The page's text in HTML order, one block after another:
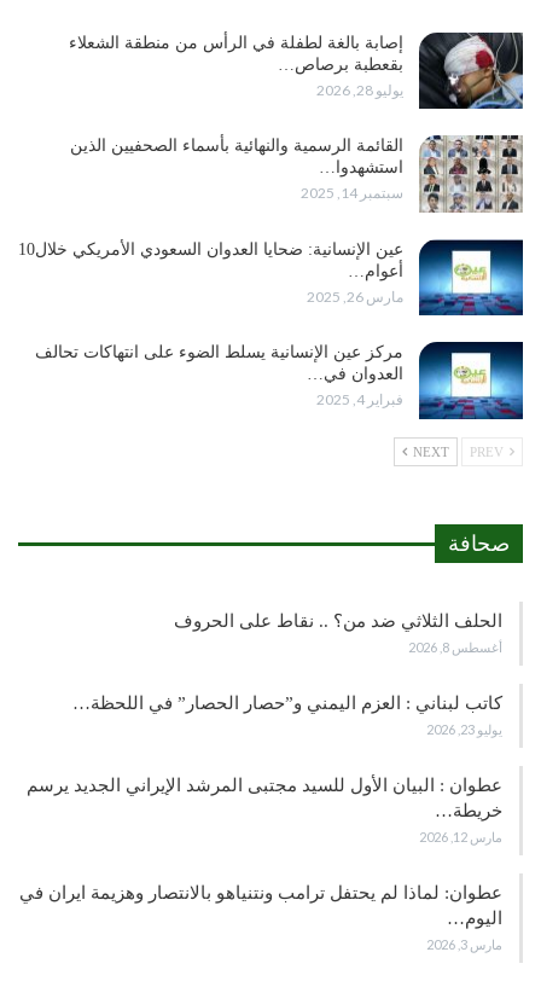
إصابة بالغة لطفلة في الرأس من منطقة الشعلاء
بقعطبة برصاص…
يوليو 28, 2026
القائمة الرسمية والنهائية بأسماء الصحفيين الذين
استشهدوا…
سبتمبر 14, 2025
عين الإنسانية: ضحايا العدوان السعودي الأمريكي خلال10
أعوام…
مارس 26, 2025
مركز عين الإنسانية يسلط الضوء على انتهاكات تحالف
العدوان في…
فبراير 4, 2025
NEXT
صحافة
الحلف الثلاثي ضد من؟ .. نقاط على الحروف
أغسطس 8, 2026
كاتب لبناني : العزم اليمني و”حصار الحصار” في اللحظة…
يوليو 23, 2026
عطوان : البيان الأول للسيد مجتبى المرشد الإيراني الجديد يرسم
خريطة…
مارس 12, 2026
عطوان: لماذا لم يحتفل ترامب ونتنياهو بالانتصار وهزيمة ايران في
اليوم…
مارس 3, 2026